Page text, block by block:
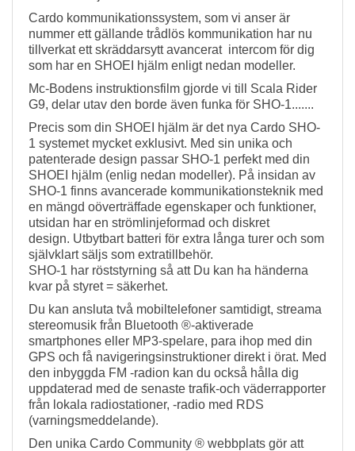
Cardo kommunikationssystem, som vi anser är
nummer ett gällande trådlös kommunikation har nu
tillverkat ett skräddarsytt avancerat intercom för dig
som har en SHOEI hjälm enligt nedan modeller.
Mc-Bodens instruktionsfilm gjorde vi till Scala Rider
G9, delar utav den borde även funka för SHO-1.......
Precis som din SHOEI hjälm är det nya Cardo SHO-
1 systemet mycket exklusivt. Med sin unika och
patenterade design passar SHO-1 perfekt med din
SHOEI hjälm (enlig nedan modeller). På insidan av
SHO-1 finns avancerade kommunikationsteknik med
en mängd oöverträffade egenskaper och funktioner,
utsidan har en strömlinjeformad och diskret
design. Utbytbart batteri för extra långa turer och som
självklart säljs som extratillbehör.
SHO-1 har röststyrning så att Du kan ha händerna
kvar på styret = säkerhet.
Du kan ansluta två mobiltelefoner samtidigt, streama
stereomusik från Bluetooth ®-aktiverade
smartphones eller MP3-spelare, para ihop med din
GPS och få navigeringsinstruktioner direkt i örat. Med
den inbyggda FM -radion kan du också hålla dig
uppdaterad med de senaste trafik-och väderrapporter
från lokala radiostationer, -radio med RDS
(varningsmeddelande).
Den unika Cardo Community ® webbplats gör att